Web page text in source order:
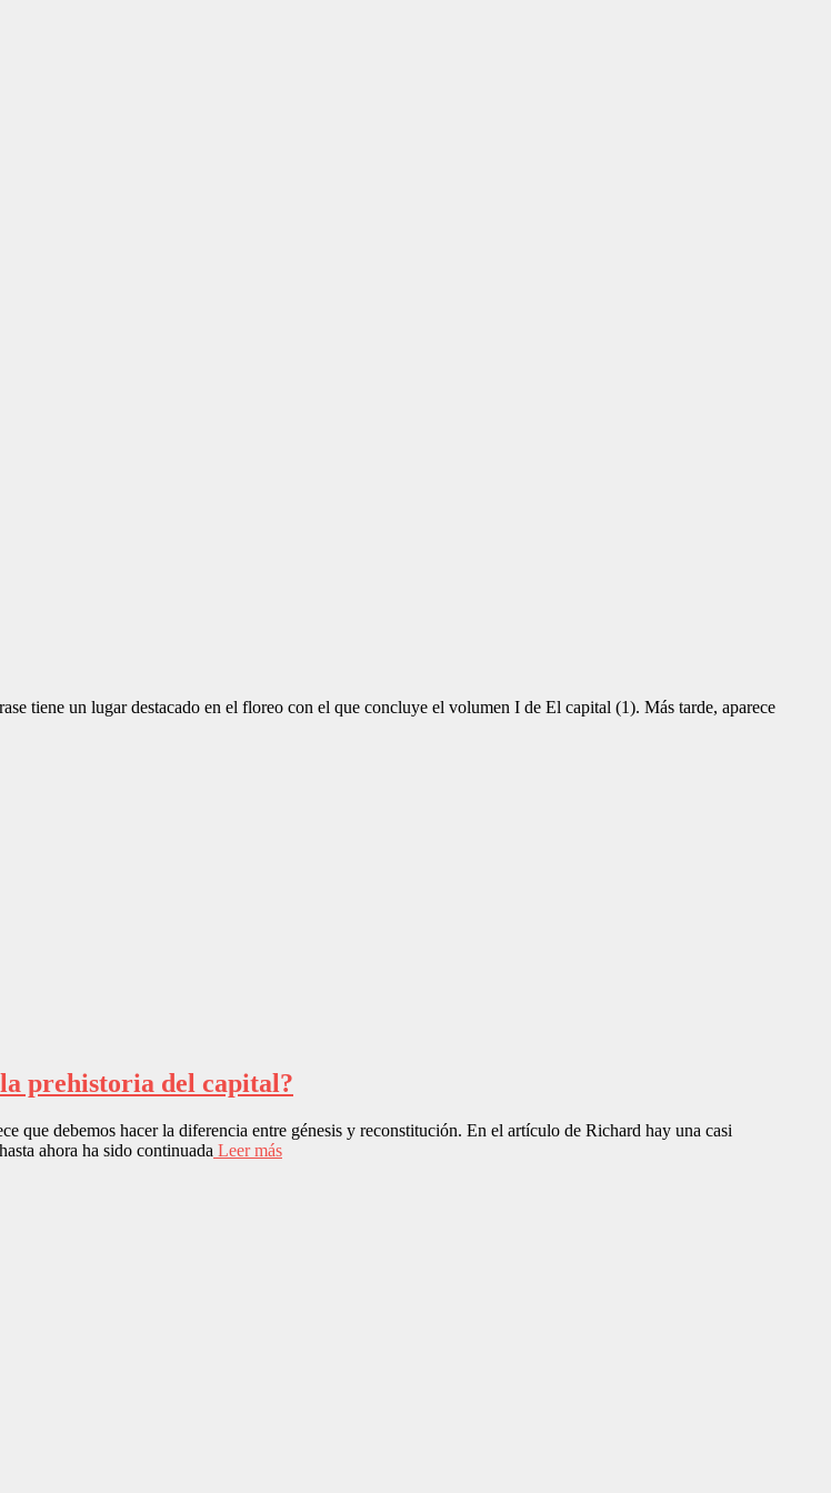
tiene un lugar destacado en el floreo con el que concluye el volumen I de El capital (1). Más tarde, aparece
prehistoria del capital?
debemos hacer la diferencia entre génesis y reconstitución. En el artículo de Richard hay una casi
ahora ha sido continuada Leer más